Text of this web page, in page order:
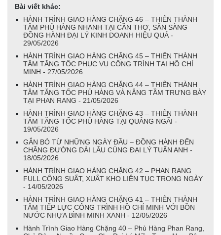
Bài viết khác:
HÀNH TRÌNH GIAO HÀNG CHẶNG 46 – THIÊN THÀNH
TÂM PHỦ HÀNG NHANH TẠI CẦN THƠ, SẴN SÀNG
ĐỒNG HÀNH ĐẠI LÝ KINH DOANH HIỆU QUẢ -
29/05/2026
HÀNH TRÌNH GIAO HÀNG CHẶNG 45 – THIÊN THÀNH
TÂM TĂNG TỐC PHỤC VỤ CÔNG TRÌNH TẠI HỒ CHÍ
MINH - 27/05/2026
HÀNH TRÌNH GIAO HÀNG CHẶNG 44 – THIÊN THÀNH
TÂM TĂNG TỐC PHỦ HÀNG VÀ NÂNG TẦM TRƯNG BÀY
TẠI PHAN RANG - 21/05/2026
HÀNH TRÌNH GIAO HÀNG CHẶNG 43 – THIÊN THÀNH
TÂM TĂNG TỐC PHỦ HÀNG TẠI QUẢNG NGÃI -
19/05/2026
GẮN BÓ TỪ NHỮNG NGÀY ĐẦU – ĐỒNG HÀNH ĐẾN
CHẶNG ĐƯỜNG DÀI LÂU CÙNG ĐẠI LÝ TUẤN ANH -
18/05/2026
HÀNH TRÌNH GIAO HÀNG CHẶNG 42 – PHAN RANG
FULL CÔNG SUẤT, XUẤT KHO LIÊN TỤC TRONG NGÀY
- 14/05/2026
HÀNH TRÌNH GIAO HÀNG CHẶNG 41 – THIÊN THÀNH
TÂM TIẾP LỰC CÔNG TRÌNH HỒ CHÍ MINH VỚI BỒN
NƯỚC NHỰA BÌNH MINH XANH - 12/05/2026
Hành Trình Giao Hàng Chặng 40 – Phủ Hàng Phan Rang,